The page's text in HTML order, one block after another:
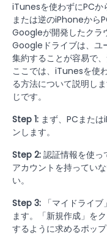
iTunesを使わずにPCか
または逆のiPhoneから
Googleが開発したクラ
Googleドライブは、ユ
集約することが容易で
ここでは、iTunesを使
る方法について説明し
じです。
Step 1: まず、PCまた
ンします。
Step 2: 認証情報を使っ
アカウントを持ってい
い。
Step 3: 「マイドライ
ます。「新規作成」を
するように求めるポッ